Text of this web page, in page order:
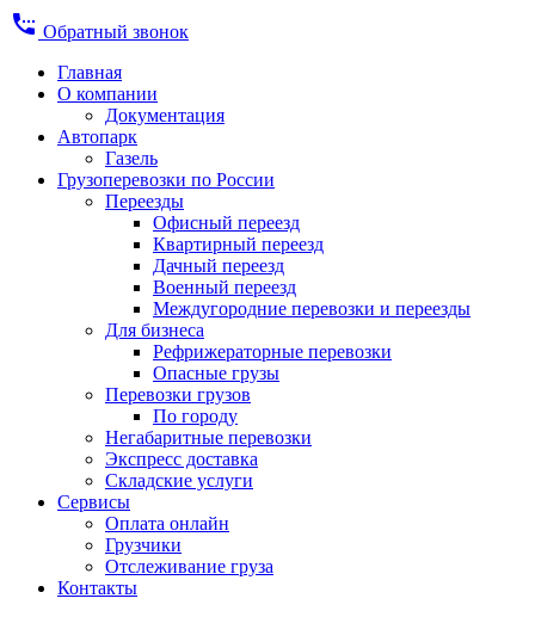
settings_phone Обратный звонок
Главная
О компании
Документация
Автопарк
Газель
Грузоперевозки по России
Переезды
Офисный переезд
Квартирный переезд
Дачный переезд
Военный переезд
Междугородние перевозки и переезды
Для бизнеса
Рефрижераторные перевозки
Опасные грузы
Перевозки грузов
По городу
Негабаритные перевозки
Экспресс доставка
Складские услуги
Сервисы
Оплата онлайн
Грузчики
Отслеживание груза
Контакты